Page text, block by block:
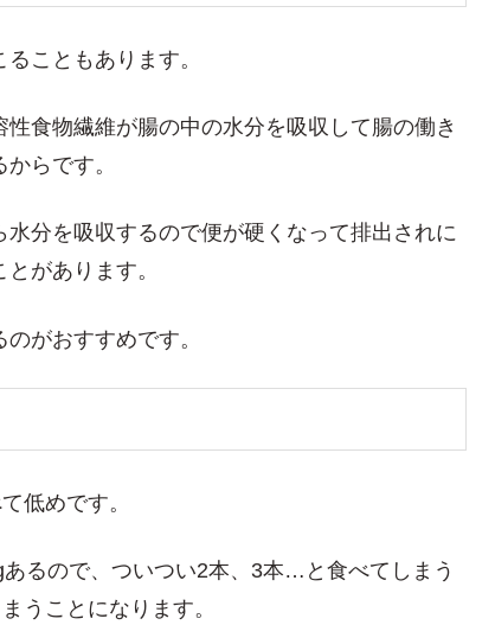
こともあります。
食物繊維が腸の中の水分を吸収して腸の働き
らです。
分を吸収するので便が硬くなって排出されに
があります。
がおすすめです。
低めです。
るので、ついつい2本、3本…と食べてしまう
うことになります。